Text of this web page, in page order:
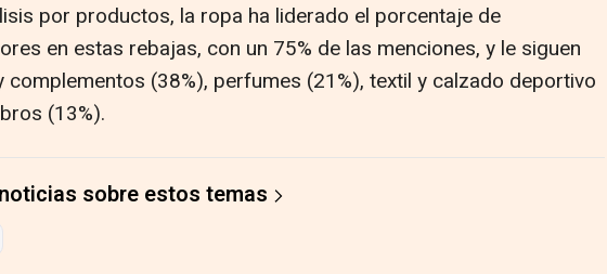
por productos, la ropa ha liderado el porcentaje de
en estas rebajas, con un 75% de las menciones, y le siguen
complementos (38%), perfumes (21%), textil y calzado deportivo
(13%).
sobre estos temas